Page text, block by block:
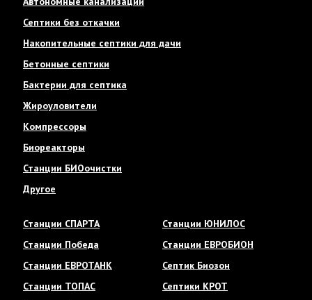
Септики без откачки
Накопительные септики для дачи
Бетонные септики
Бактерии для септика
Жироуловители
Компрессоры
Биореакторы
Станции БИОочистки
Другое
Станции СПАРТА
Станции Победа
Станции ЕВРОТАНК
Станции ТОПАС
Станции ЮНИЛОС
Станции ЕВРОБИОН
Септик Биозон
Септики КРОТ